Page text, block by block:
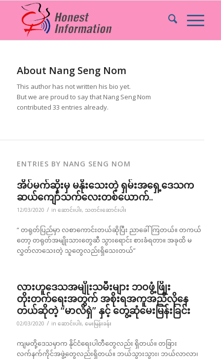
About Nang Seng Nom
This author has not written his bio yet.
But we are proud to say that Nang Seng Nom
contributed 33 entries already.
ENTRIES BY NANG SENG NOM
အိပ်မက်ဆိုးမှ မနိုးသေးတဲ့ ရှမ်းအရှေ့ဒေသက
ဆယ်ကျော်သက်လေးတစ်ယောက်..
12/03/2020 / in ဆောင်းပါး, သတင်းဆောင်းပါး
“ တရုတ်ပြည်မှာ လစာကောင်းတယ်ဆိုပြီး ညာခေါ်ကြတယ်။ တကယ်
တော့ တရုတ်အမျိုးသားတွေဆီ သွားရောင်း စားခံရတာ။ အခုထိ မ
လွှတ်လာသေးတဲ့ သူတွေလည်းရှိသေးတယ်”
လားဟူဒေသအမျိုးသမီးများ ဘဝဖွံ့ဖြိုး
တိုးတက်ရေးအတွက် အစိုးရအကူအညီလိုနေ
တယ်ဆိုတဲ့ “မာလိရှဲ” နှင့် တွေ့ဆုံမေးမြန်းခြင်း
02/03/2020 / in ဆောင်းပါး, မေးမြန်းခန်း
ကျမတို့ဒေသမှာက နိုင်ငံရေးပါတီတွေလည်း ရှိတယ်။ တခြား
လက်နက်ကိုင်အဖွဲ့တွေလည်းရှိတယ်။ ဘယ်သွားသွား၊ ဘယ်လာလာ၊